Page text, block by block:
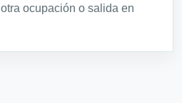
ocupación o salida en